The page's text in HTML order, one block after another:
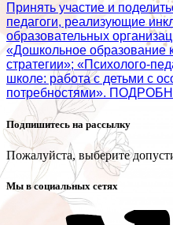
Принять участие и
педагоги, реализующие
образовательных
«Дошкольное образование
стратегии»;
школе: работа с детьми с
потребностями».
Подпишитесь на рассылку
Пожалуйста, выберите
Мы в социальных сетях